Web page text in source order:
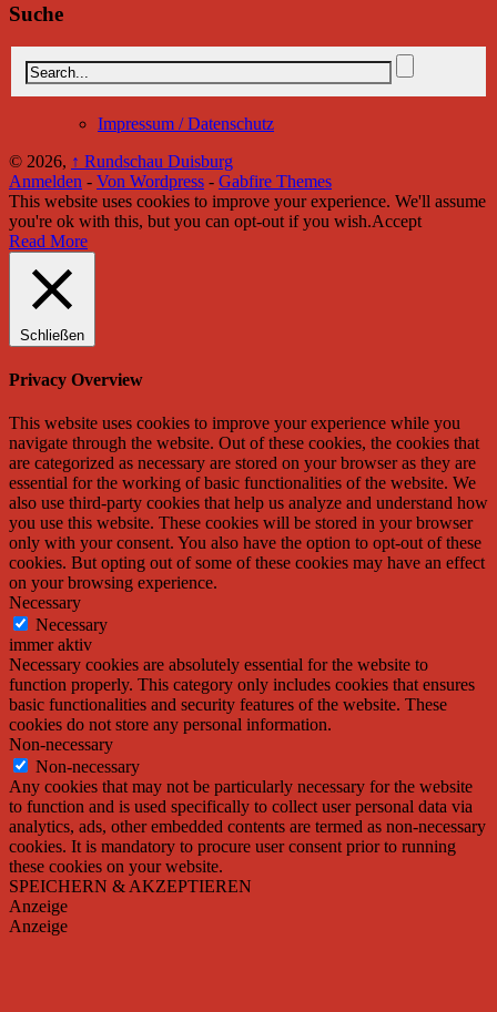
Suche
Impressum / Datenschutz
© 2026, ↑ Rundschau Duisburg
Anmelden - Von Wordpress - Gabfire Themes
This website uses cookies to improve your experience. We'll assume
you're ok with this, but you can opt-out if you wish.Accept
Read More
Schließen
Privacy Overview
This website uses cookies to improve your experience while you
navigate through the website. Out of these cookies, the cookies that
are categorized as necessary are stored on your browser as they are
essential for the working of basic functionalities of the website. We
also use third-party cookies that help us analyze and understand how
you use this website. These cookies will be stored in your browser
only with your consent. You also have the option to opt-out of these
cookies. But opting out of some of these cookies may have an effect
on your browsing experience.
Necessary
Necessary
immer aktiv
Necessary cookies are absolutely essential for the website to
function properly. This category only includes cookies that ensures
basic functionalities and security features of the website. These
cookies do not store any personal information.
Non-necessary
Non-necessary
Any cookies that may not be particularly necessary for the website
to function and is used specifically to collect user personal data via
analytics, ads, other embedded contents are termed as non-necessary
cookies. It is mandatory to procure user consent prior to running
these cookies on your website.
SPEICHERN & AKZEPTIEREN
Anzeige
Anzeige